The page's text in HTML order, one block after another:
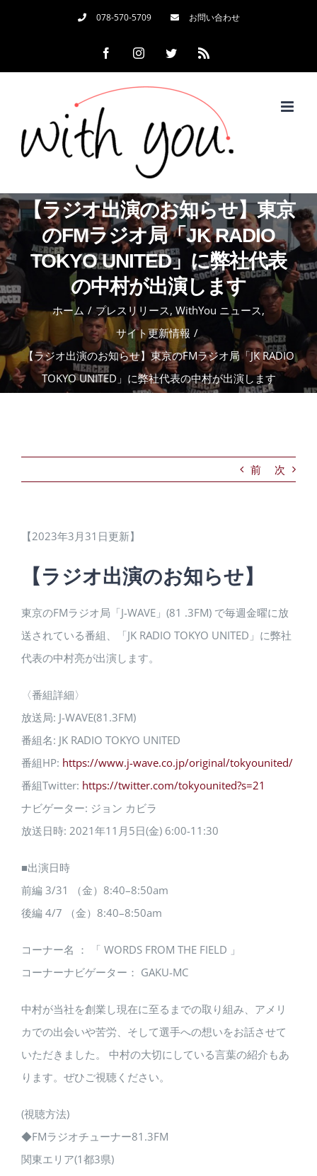
078-570-5709 お問い合わせ
FacebookInstagramTwitter
【ラジオ出演のお知らせ】東京
のFMラジオ局「JK RADIO
TOKYO UNITED」に弊社代表
の中村が出演します
ホーム / プレスリリース, WithYou ニュース,
サイト更新情報 /
【ラジオ出演のお知らせ】東京のFMラジオ局「JK RADIO
TOKYO UNITED」に弊社代表の中村が出演します
前 次
【2023年3月31日更新】
【ラジオ出演のお知らせ】
東京のFMラジオ局「J-WAVE」(81 .3FM) で毎週金曜に放
送されている番組、「JK RADIO TOKYO UNITED」に弊社
代表の中村亮が出演します。
〈番組詳細〉
放送局: J-WAVE(81.3FM)
番組名: JK RADIO TOKYO UNITED
番組HP: https://www.j-wave.co.jp/original/tokyounited/
番組Twitter: https://twitter.com/tokyounited?s=21
ナビゲーター: ジョン カビラ
放送日時: 2021年11月5日(金) 6:00-11:30
■出演日時
前編 3/31 （金）8:40–8:50am
後編 4/7 （金）8:40–8:50am
コーナー名 ： 「 WORDS FROM THE FIELD 」
コーナーナビゲーター： GAKU-MC
中村が当社を創業し現在に至るまでの取り組み、アメリ
カでの出会いや苦労、そして選手への想いをお話させて
いただきました。 中村の大切にしている言葉の紹介もあ
ります。ぜひご視聴ください。
(視聴方法)
◆FMラジオチューナー81.3FM
関東エリア(1都3県)